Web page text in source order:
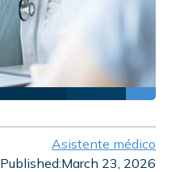
Asistente médico
Published:March 23, 2026